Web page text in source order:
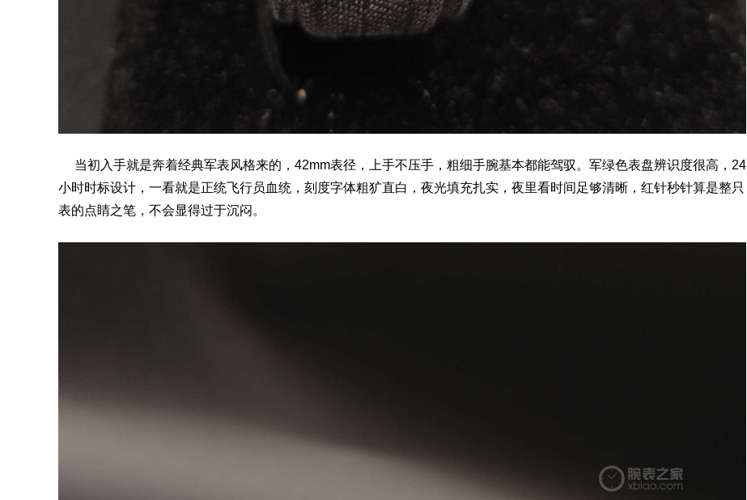
当初入手就是奔着经典军表风格来的，42mm表径，上手不压手，粗细手腕基本都能驾驭。军绿色表盘辨识度很高，24
小时时标设计，一看就是正统飞行员血统，刻度字体粗犷直白，夜光填充扎实，夜里看时间足够清晰，红针秒针算是整只
表的点睛之笔，不会显得过于沉闷。